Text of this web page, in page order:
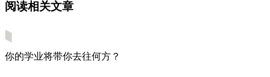
阅读相关文章
你的学业将带你去往何方？